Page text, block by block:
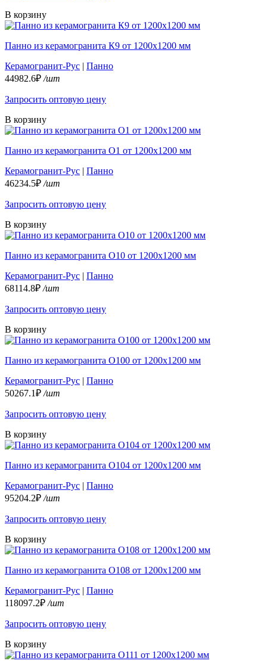
В корзину
Панно из керамогранита К9 от 1200х1200 мм
Керамогранит-Рус | Панно
44982.6₽ /шт
Запросить оптовую цену
В корзину
Панно из керамогранита О1 от 1200х1200 мм
Керамогранит-Рус | Панно
46234.5₽ /шт
Запросить оптовую цену
В корзину
Панно из керамогранита О10 от 1200х1200 мм
Керамогранит-Рус | Панно
68114.8₽ /шт
Запросить оптовую цену
В корзину
Панно из керамогранита О100 от 1200х1200 мм
Керамогранит-Рус | Панно
50267.1₽ /шт
Запросить оптовую цену
В корзину
Панно из керамогранита О104 от 1200х1200 мм
Керамогранит-Рус | Панно
95204.2₽ /шт
Запросить оптовую цену
В корзину
Панно из керамогранита О108 от 1200х1200 мм
Керамогранит-Рус | Панно
118097.2₽ /шт
Запросить оптовую цену
В корзину